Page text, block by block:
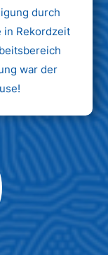
durch
in Rekordzeit
war der